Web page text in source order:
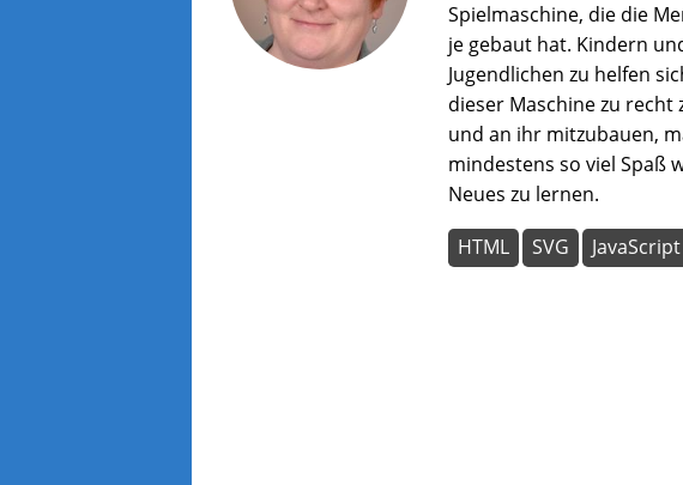
Spielmaschine, die die
je gebaut hat. Kindern
Jugendlichen zu helfen
dieser Maschine zu recht
und an ihr mitzubauen,
mindestens so viel Spaß
Neues zu lernen.
HTML SVG JavaScript